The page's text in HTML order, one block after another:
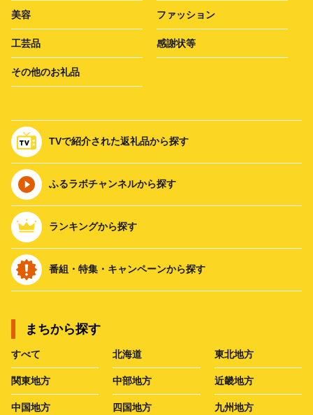
美容 ファッション
工芸品 感謝状等
その他のお礼品
TVで紹介された返礼品から探す
ふるラボチャンネルから探す
ランキングから探す
番組・特集・キャンペーンから探す
まちから探す
すべて 北海道 東北地方
関東地方 中部地方 近畿地方
中国地方 四国地方 九州地方